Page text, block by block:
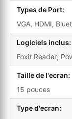
Types de Port:
VGA, HDMI,
Logiciels inclus:
Foxit Reader;
Taille de l'ecran:
15 pouces
Type d'ecran: